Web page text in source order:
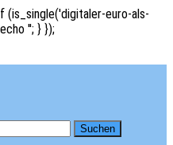
(is_single('digitaler-euro-als-
''; } });